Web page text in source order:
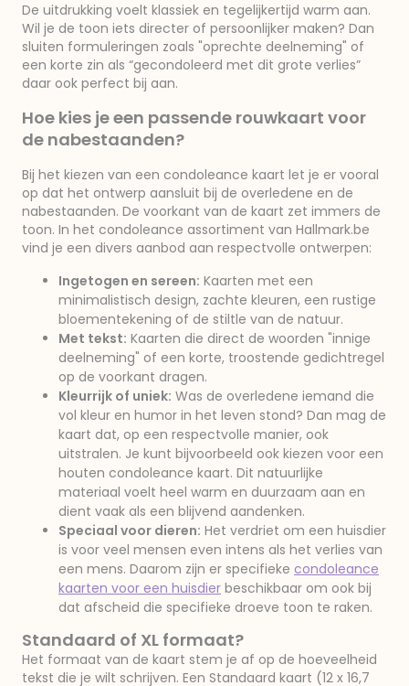
De uitdrukking voelt klassiek en tegelijkertijd warm aan.
Wil je de toon iets directer of persoonlijker maken? Dan
sluiten formuleringen zoals "oprechte deelneming" of
een korte zin als “gecondoleerd met dit grote verlies”
daar ook perfect bij aan.
Hoe kies je een passende rouwkaart voor
de nabestaanden?
Bij het kiezen van een condoleance kaart let je er vooral
op dat het ontwerp aansluit bij de overledene en de
nabestaanden. De voorkant van de kaart zet immers de
toon. In het condoleance assortiment van Hallmark.be
vind je een divers aanbod aan respectvolle ontwerpen:
Ingetogen en sereen: Kaarten met een
minimalistisch design, zachte kleuren, een rustige
bloementekening of de stiltle van de natuur.
Met tekst: Kaarten die direct de woorden "innige
deelneming" of een korte, troostende gedichtregel
op de voorkant dragen.
Kleurrijk of uniek: Was de overledene iemand die
vol kleur en humor in het leven stond? Dan mag de
kaart dat, op een respectvolle manier, ook
uitstralen. Je kunt bijvoorbeeld ook kiezen voor een
houten condoleance kaart. Dit natuurlijke
materiaal voelt heel warm en duurzaam aan en
dient vaak als een blijvend aandenken.
Speciaal voor dieren: Het verdriet om een huisdier
is voor veel mensen even intens als het verlies van
een mens. Daarom zijn er specifieke condoleance
kaarten voor een huisdier beschikbaar om ook bij
dat afscheid die specifieke droeve toon te raken.
Standaard of XL formaat?
Het formaat van de kaart stem je af op de hoeveelheid
tekst die je wilt schrijven. Een Standaard kaart (12 x 16,7